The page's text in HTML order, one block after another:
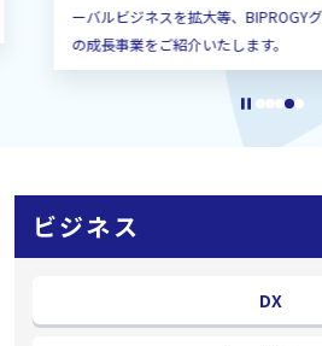
ーバルビジネスを拡大等、BIPROGYグループ
の成長事業をご紹介いたします。
ビジネス
DX